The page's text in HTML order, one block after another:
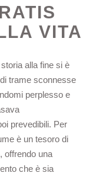
VITA
alla fine si è
trame sconnesse
perplesso e
prevedibili. Per
è un tesoro di
offrendo una
che è sia